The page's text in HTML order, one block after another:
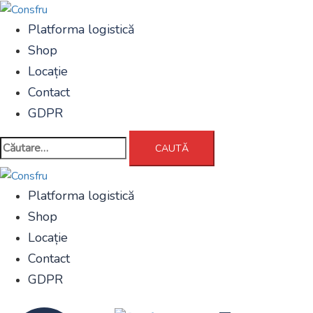
Sari
conținut
Platforma logistică
Shop
Locație
Contact
GDPR
Caută
după:
Platforma logistică
Shop
Locație
Contact
GDPR